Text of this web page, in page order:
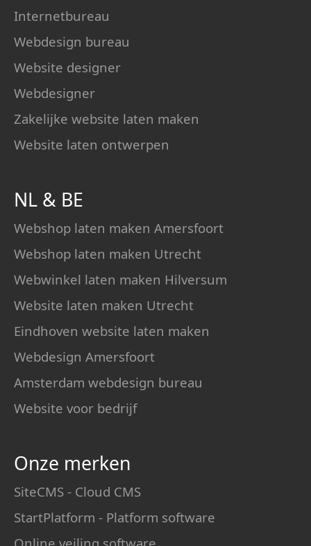
Internetbureau
Webdesign bureau
Website designer
Webdesigner
Zakelijke website laten maken
Website laten ontwerpen
NL & BE
Webshop laten maken Amersfoort
Webshop laten maken Utrecht
Webwinkel laten maken Hilversum
Website laten maken Utrecht
Eindhoven website laten maken
Webdesign Amersfoort
Amsterdam webdesign bureau
Website voor bedrijf
Onze merken
SiteCMS - Cloud CMS
StartPlatform - Platform software